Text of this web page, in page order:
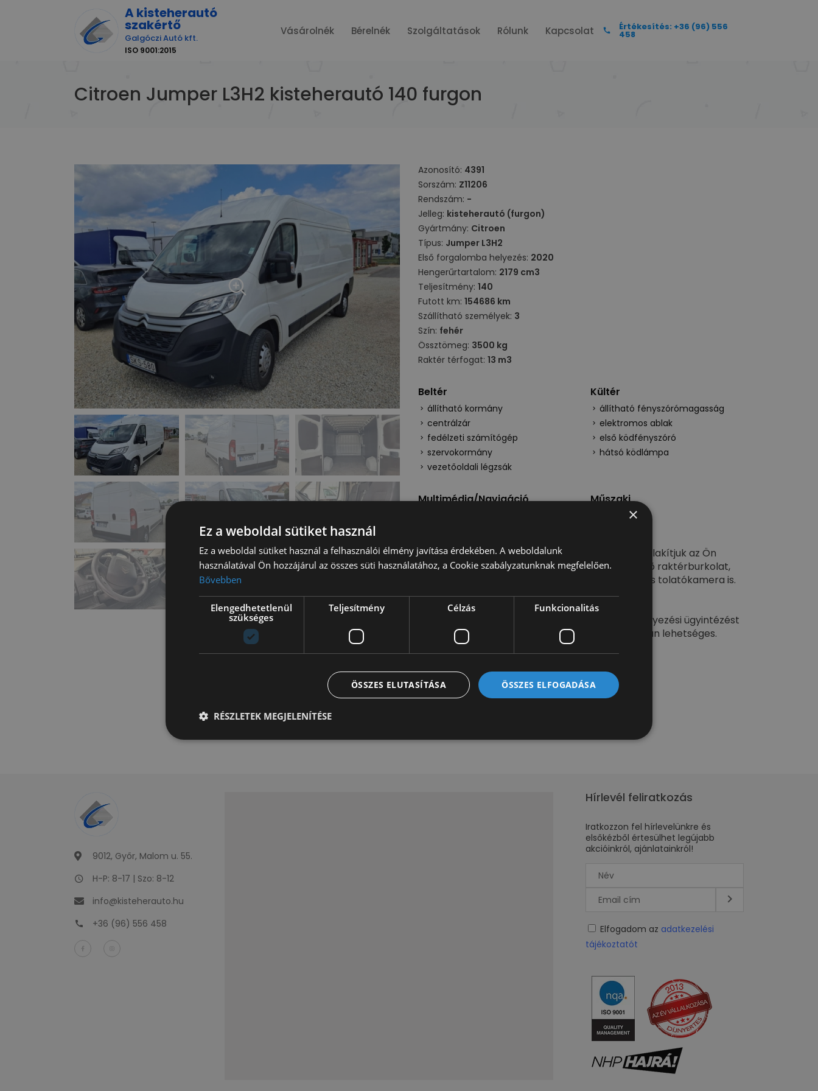
A kisteherautó
szakértő
Galgóczi Autó kft.
ISO 9001:2015
Vásárolnék Bérelnék Szolgáltatások Rólunk Kapcsolat Értékesítés: +36 (96) 556
458
Citroen Jumper L3H2 kisteherautó 140 furgon
Azonosító: 4391
Sorszám: Z11206
Rendszám: -
Jelleg: kisteherautó (furgon)
Gyártmány: Citroen
Típus: Jumper L3H2
Első forgalomba helyezés: 2020
Hengerűrtartalom: 2179 cm3
Teljesítmény: 140
Futott km: 154686 km
Szállítható személyek: 3
Szín: fehér
Össztömeg: 3500 kg
Raktér térfogat: 13 m3
Beltér
állítható kormány
centrálzár
fedélzeti számítógép
szervokormány
vezetőoldali légzsák
Kültér
állítható fényszórómagasság
elektromos ablak
első ködfényszóró
hátsó ködlámpa
Multimédia/Navigáció Műszaki
A készleten lévő furgonunkat szükség esetén átalakítjuk az Ön
igényeinek megfelelően. Opcionálisan rendelhető raktérburkolat,
szigetelés, hűtőztetés, vonóhorog, emelőhátfal és tolatókamera is.
Egyedi ajánlatért keresse értékesítőinket!
Autóink mellé teljeskörű lízing- és forgalombahelyezési ügyintézést
vállalunk. Autóbeszámítás egyedi elbírálás alapján lehetséges.
Hirdetésünk nem minősül nyílt ajánlattételnek.
Kérje értékesítőnk ajánlatát!
9012, Győr, Malom u. 55.
H-P: 8-17 | Szo: 8-12
info@kisteherauto.hu
+36 (96) 556 458
Hírlevél feliratkozás
Iratkozzon fel hírlevelünkre és
elsőkézből értesülhet legújabb
akcióinkról, ajánlatainkról!
Elfogadom az adatkezelési
tájékoztatót
×
Ez a weboldal sütiket használ
Ez a weboldal sütiket használ a felhasználói élmény javítása érdekében. A weboldalunk
használatával Ön hozzájárul az összes süti használatához, a Cookie szabályzatunknak megfelelően.
Bővebben
Elengedhetetlenül
szükséges
Teljesítmény Célzás Funkcionalitás
ÖSSZES ELFOGADÁSA
ÖSSZES ELUTASÍTÁSA
RÉSZLETEK MEGJELENÍTÉSE